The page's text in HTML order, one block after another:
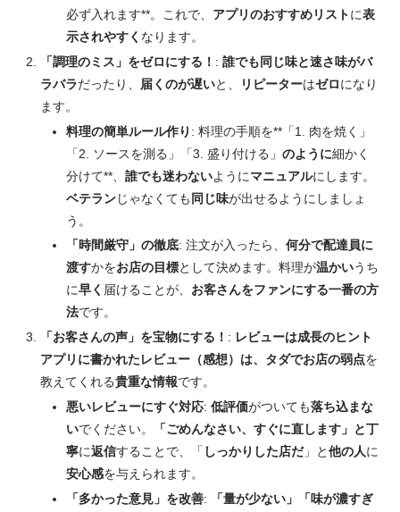
必ず入れます**。これで、 アプリのおすすめリストに表
示されやすく なります。
「調理のミス」をゼロにする！ : 誰でも同じ味と速さ 味がバ
ラバラだったり、 届くのが遅いと、 リピーターはゼロになり
ます。
料理の簡単ルール作り : 料理の手順を**「1. 肉を焼く」
「2. ソースを測る」「3. 盛り付ける」 のように細かく
分けて**、 誰でも迷わないようにマニュアルにします。
ベテランじゃなくても同じ味が出せるようにしましょ
う。
「時間厳守」の徹底: 注文が入ったら、 何分で配達員に
渡すかをお店の目標として決めます。料理が温かいうち
に早く 届けることが、 お客さんをファンにする一番の方
法です。
「お客さんの声」を宝物にする！ : レビューは成長のヒント
アプリに書かれたレビュー（感想）は、タダでお店の弱点を
教えてくれる貴重な情報です。
悪いレビューにすぐ対応: 低評価がついても落ち込まな
いでください。
「ごめんなさい、すぐに直します」と丁
寧に返信することで、「 しっかりした店だ」と他の人に
安心感を与えられます。
「多かった意見」を改善:
「量が少ない」「味が濃すぎ